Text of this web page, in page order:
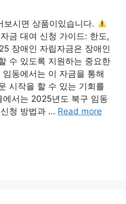
보시면 상품이있습니다.
금 대여 신청 가이드: 한도,
장애인 자립자금은 장애인
수 있도록 지원하는 중요한
동에서는 이 자금을 통해
시작을 할 수 있는 기회를
서는 2025년도 북구 임동
청 방법과 … Read more